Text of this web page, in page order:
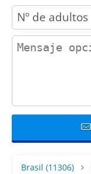
adults
contact_message
Brasil (11306)